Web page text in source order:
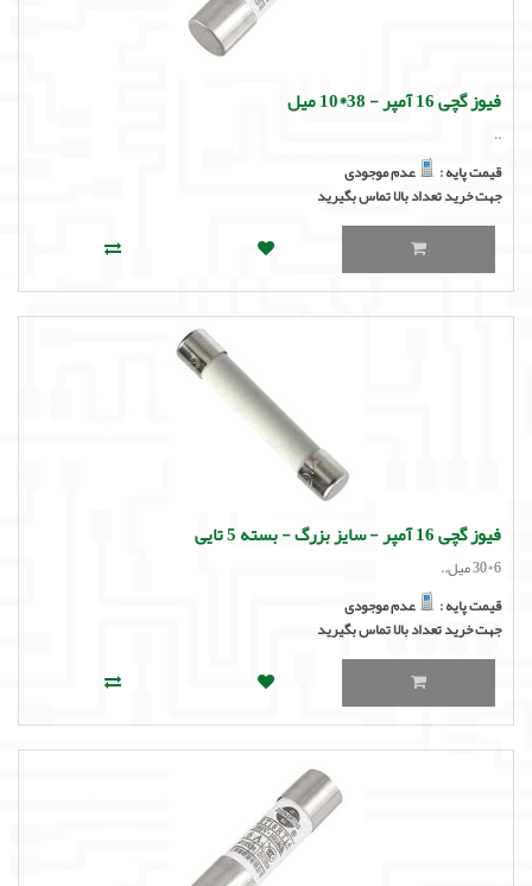
فیوز گچی 16 آمپر - 38*10 میل
..
قیمت پایه :
عدم موجودی
جهت خرید تعداد بالا تماس بگیرید
فیوز گچی 16 آمپر - سایز بزرگ - بسته 5 تایی
6*30 میل..
قیمت پایه :
عدم موجودی
جهت خرید تعداد بالا تماس بگیرید